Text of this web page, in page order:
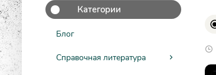
Категории
Блог
Справочная литература